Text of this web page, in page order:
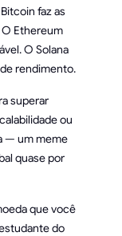
faz as
Ethereum
O Solana
rendimento.
superar
ou
— um meme
quase por
que você
do